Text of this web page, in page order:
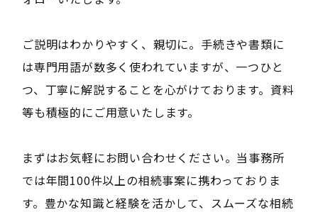
ご説明はわかりやすく、親切に。手続きや書類に
は専門用語が数多く使われていますが、一つひと
つ、丁寧に解説することを心がけております。資料
等も積極的にご用意いたします。
まずはお気軽にお問い合わせください。当事務所
では年間100件以上の相続事案に携わっておりま
す。豊かな知識と経験を活かして、スムーズな相続